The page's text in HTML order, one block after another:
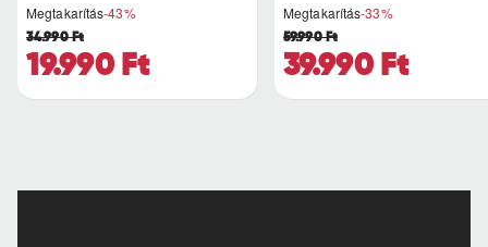
Megtakarítás-43%
19.990 Ft
34.990 Ft
Megtakarítás-33%
39.990 Ft
59.990 Ft